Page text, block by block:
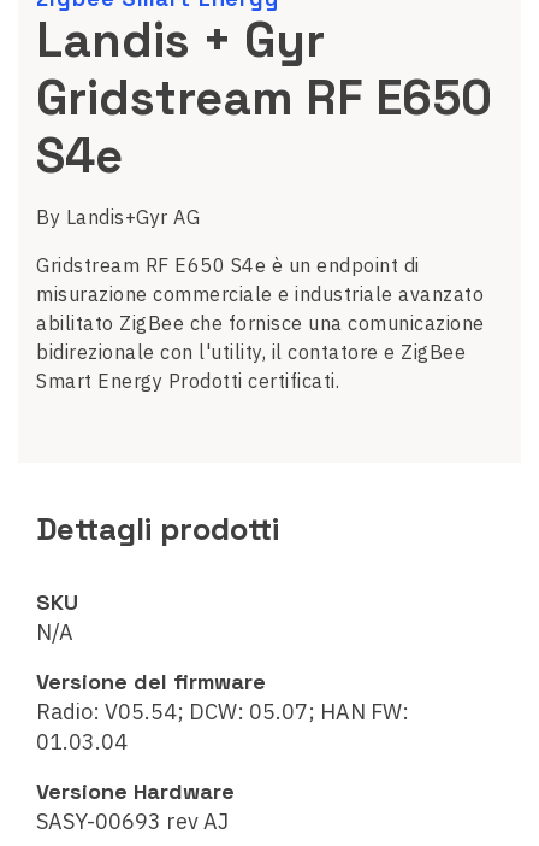
Landis + Gyr
Gridstream RF E650
S4e
By Landis+Gyr AG
Gridstream RF E650 S4e è un endpoint di
misurazione commerciale e industriale avanzato
abilitato ZigBee che fornisce una comunicazione
bidirezionale con l'utility, il contatore e ZigBee
Smart Energy Prodotti certificati.
Dettagli prodotti
SKU
N/A
Versione del firmware
Radio: V05.54; DCW: 05.07; HAN FW:
01.03.04
Versione Hardware
SASY-00693 rev AJ